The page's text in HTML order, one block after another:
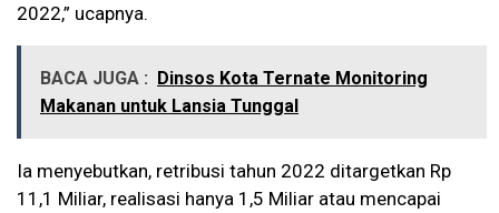
2022,” ucapnya.
BACA JUGA : Dinsos Kota Ternate Monitoring
Makanan untuk Lansia Tunggal
Ia menyebutkan, retribusi tahun 2022 ditargetkan Rp
11,1 Miliar, realisasi hanya 1,5 Miliar atau mencapai